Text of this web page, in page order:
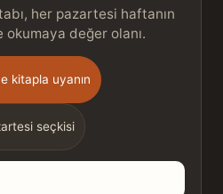
her pazartesi haftanın
okumaya değer olanı.
kitapla uyanın
seçkisi